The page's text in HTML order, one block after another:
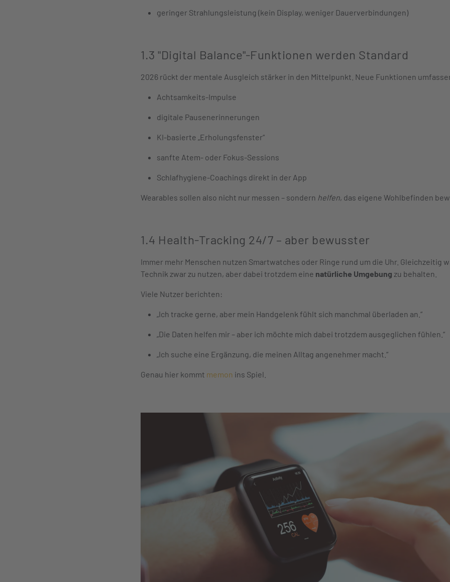
geringer Strahlungsleistung (kein Display, weniger Dauerverbindungen)
1.3 "Digital Balance"-Funktionen werden Standard
2026 rückt der mentale Ausgleich stärker in den Mittelpunkt. Neue Funktionen
Achtsamkeits-Impulse
digitale Pausenerinnerungen
KI-basierte „Erholungsfenster“
sanfte Atem- oder Fokus-Sessions
Schlafhygiene-Coachings direkt in der App
Wearables sollen also nicht nur messen – sondern helfen, das eigene Wohlbefinden
1.4 Health-Tracking 24/7 – aber bewusster
Immer mehr Menschen nutzen Smartwatches oder Ringe rund um die Uhr. Gleichzeitig
Technik zwar zu nutzen, aber dabei trotzdem eine natürliche Umgebung zu behalten.
Viele Nutzer berichten:
„Ich tracke gerne, aber mein Handgelenk fühlt sich manchmal überladen an.“
„Die Daten helfen mir – aber ich möchte mich dabei trotzdem ausgeglichen fühlen.“
„Ich suche eine Ergänzung, die meinen Alltag angenehmer macht.“
Genau hier kommt memon ins Spiel.